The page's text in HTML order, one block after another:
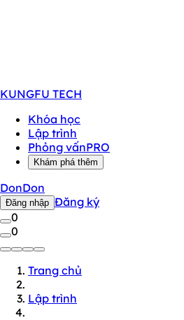
KUNGFU TECH
Khóa học
Lập trình
Phỏng vấnPRO
Khám phá thêm
DonDon
Đăng nhập Đăng ký
0
0
Trang chủ
Lập trình